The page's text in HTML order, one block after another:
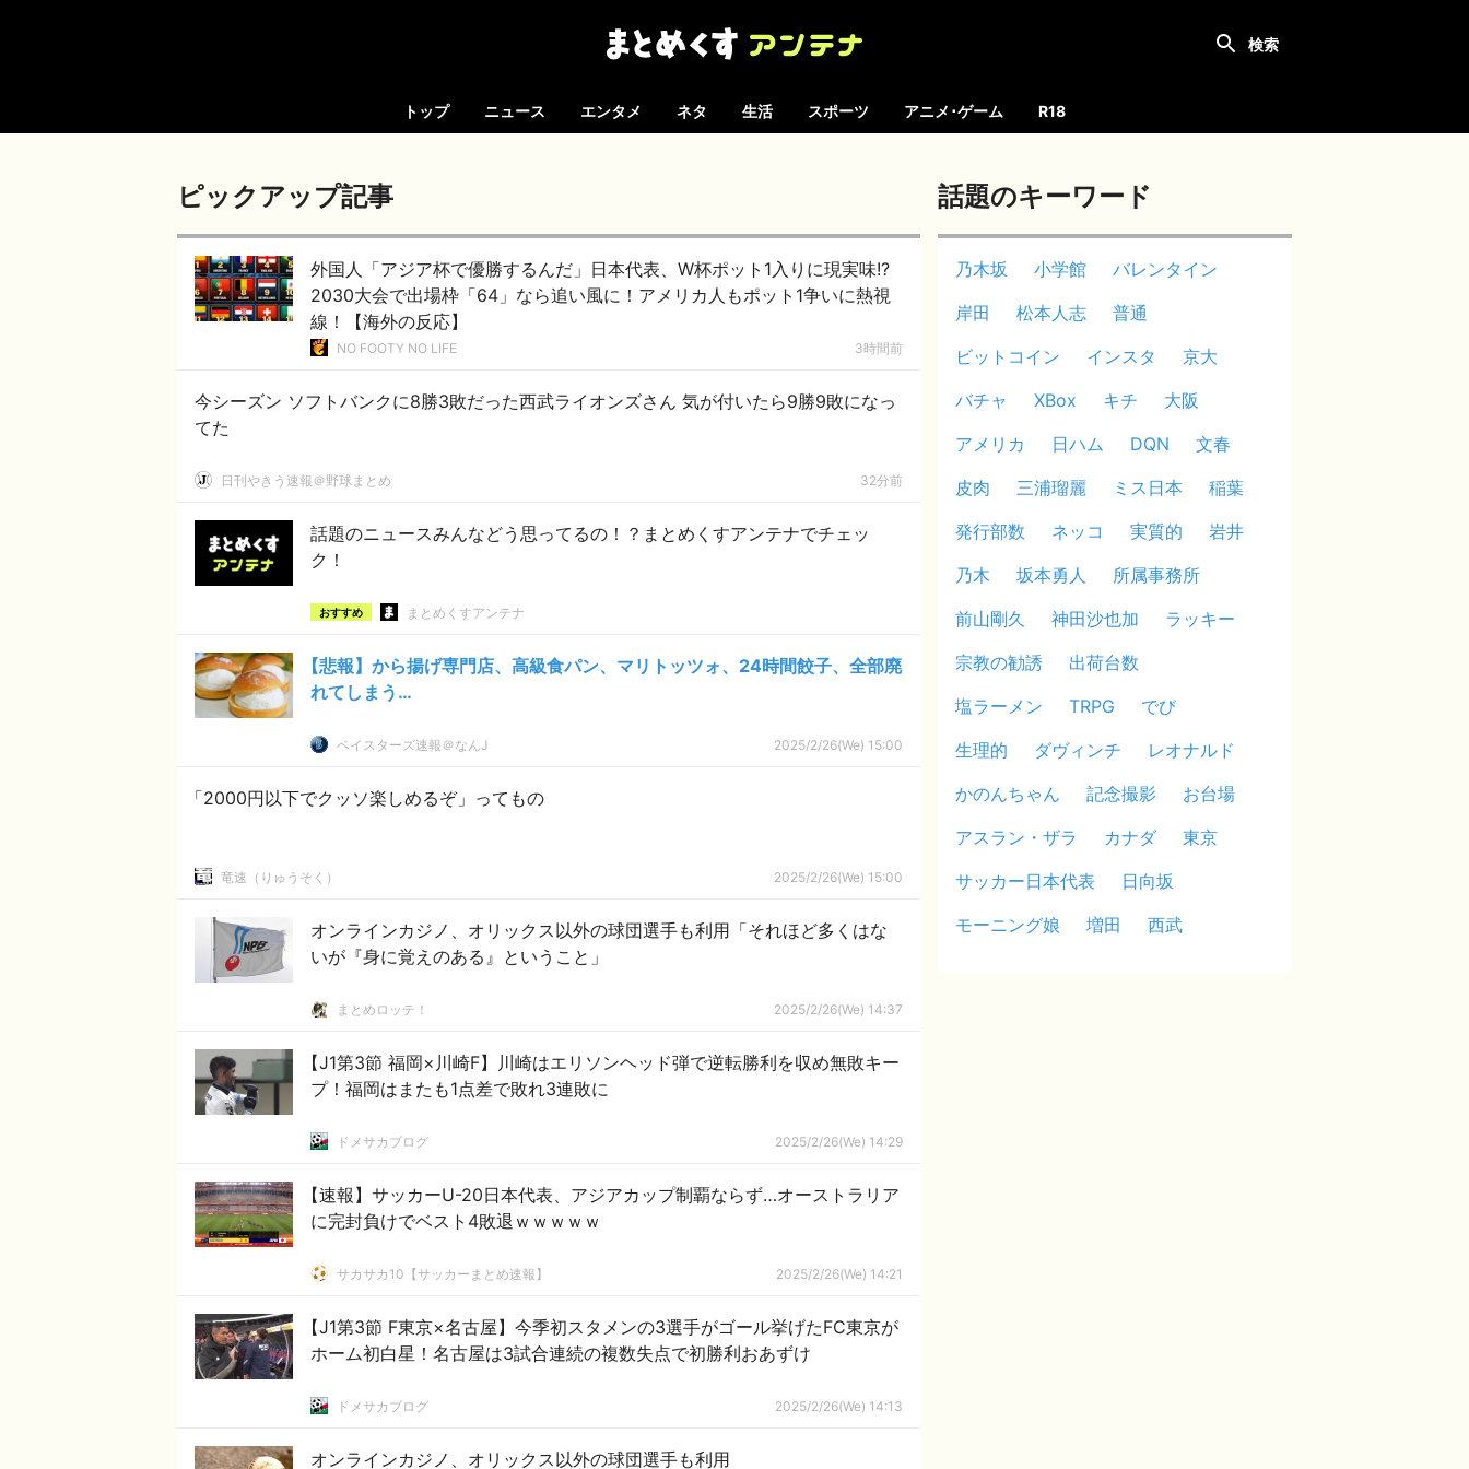
トップ ニュース エンタメ ネタ 生活 スポーツ アニメ･ゲーム R18
ピックアップ記事
外国人「アジア杯で優勝するんだ」日本代表、W杯ポット1入りに現実味!?
2030大会で出場枠「64」なら追い風に！アメリカ人もポット1争いに熱視
線！【海外の反応】
NO FOOTY NO LIFE 3時間前
今シーズン ソフトバンクに8勝3敗だった西武ライオンズさん 気が付いたら9勝9敗になっ
てた
日刊やきう速報＠野球まとめ 32分前
話題のニュースみんなどう思ってるの！？まとめくすアンテナでチェッ
ク！
おすすめ まとめくすアンテナ
【悲報】から揚げ専門店、高級食パン、マリトッツォ、24時間餃子、全部廃
れてしまう…
ベイスターズ速報＠なんJ 2025/2/26(We) 15:00
「2000円以下でクッソ楽しめるぞ」ってもの
竜速（りゅうそく） 2025/2/26(We) 15:00
オンラインカジノ、オリックス以外の球団選手も利用「それほど多くはな
いが『身に覚えのある』ということ」
まとめロッテ！ 2025/2/26(We) 14:37
【J1第3節 福岡×川崎F】川崎はエリソンヘッド弾で逆転勝利を収め無敗キー
プ！福岡はまたも1点差で敗れ3連敗に
ドメサカブログ 2025/2/26(We) 14:29
【速報】サッカーU-20日本代表、アジアカップ制覇ならず…オーストラリア
に完封負けでベスト4敗退ｗｗｗｗｗ
サカサカ10【サッカーまとめ速報】 2025/2/26(We) 14:21
【J1第3節 F東京×名古屋】今季初スタメンの3選手がゴール挙げたFC東京が
ホーム初白星！名古屋は3試合連続の複数失点で初勝利おあずけ
ドメサカブログ 2025/2/26(We) 14:13
オンラインカジノ、オリックス以外の球団選手も利用
話題のキーワード
乃木坂 小学館
バレンタイン
岸田
松本人志
普通
ビットコイン
インスタ
京大
バチャ
XBox キチ
大阪
アメリカ
日ハム DQN
文春
皮肉
三浦瑠麗 ミス日本
稲葉
発行部数
ネッコ 実質的
岩井
乃木
坂本勇人
所属事務所
前山剛久
神田沙也加
ラッキー
宗教の勧誘
出荷台数
塩ラーメン
TRPG
でび
生理的
ダヴィンチ
レオナルド
かのんちゃん
記念撮影
お台場
アスラン・ザラ
カナダ
東京
サッカー日本代表
日向坂
モーニング娘
増田 西武